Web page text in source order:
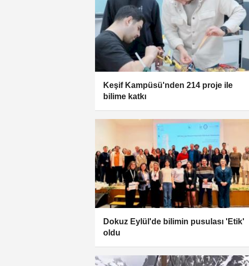
Keşif Kampüsü'nden 214 proje ile
bilime katkı
Dokuz Eylül'de bilimin pusulası 'Etik'
oldu